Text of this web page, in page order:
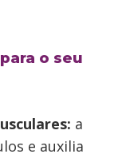
o seu
a
e auxilia